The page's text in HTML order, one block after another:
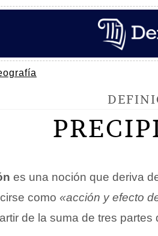
es una noción que deriva
como «acción y efecto
de la suma de tres partes